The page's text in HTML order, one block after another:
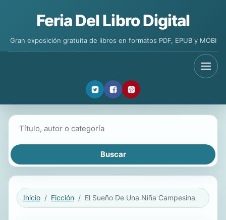
Feria Del Libro Digital
Gran exposición gratuita de libros en formatos PDF, EPUB y MOBI
Inicio Ficción El Sueño De Una Niña Campesina